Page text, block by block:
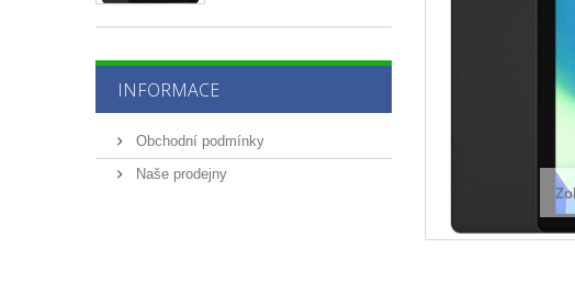
INFORMACE
Obchodní podmínky
Naše prodejny